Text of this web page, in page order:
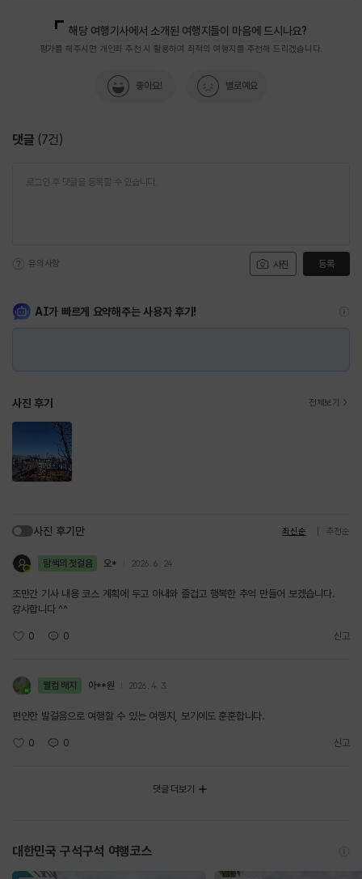
해당 여행기사에서 소개된 여행지들이 마음에 드시나요?
평가를 해주시면 개인화 추천 시 활용하여 최적의 여행지를 추천해 드리겠습니다.
좋아요! 별로예요
댓글 (7건)
사진
유의사항 등록
AI가 빠르게 요약해주는 사용자 후기!
사진 후기 전체보기
사진 후기만 최신순 추천순
탐색의 첫걸음 오* 2026. 6. 24.
조만간 기사 내용 코스 계획에 두고 아내와 즐겁고 행복한 추억 만들어 보겠습니다.
감사합니다 ^^
0 0 신고
웰컴 배지 아**원 2026. 4. 3.
편안한 발걸음으로 여행할 수 있는 여행지, 보기에도 훈훈합니다.
0 0 신고
댓글 더보기
대한민국 구석구석 여행코스